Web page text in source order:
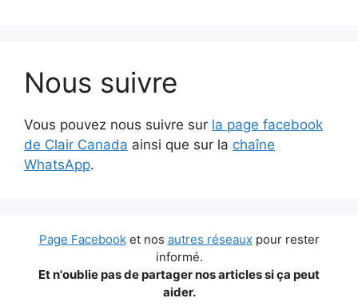
Nous suivre
Vous pouvez nous suivre sur la page facebook
de Clair Canada ainsi que sur la chaîne
WhatsApp.
Page Facebooket nos autres réseauxpour rester
informé.
Et n'oublie pas de partager nos articles si ça peut
aider.